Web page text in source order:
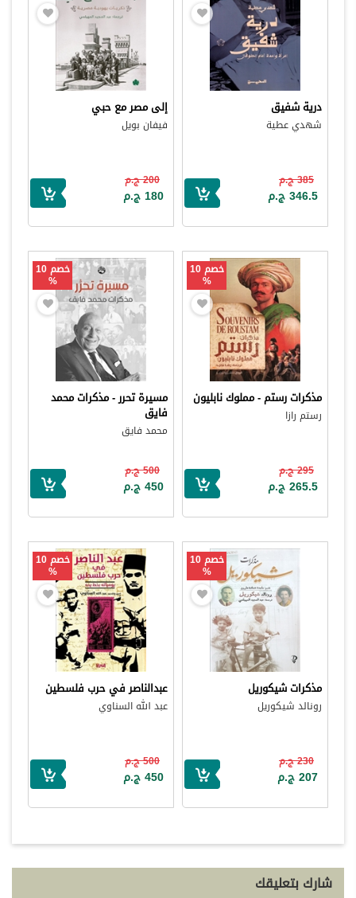
درية شفيق
شهدي عطية
385 ج.م
346.5 ج.م
إلى مصر مع حبي
فيفان بويل
200 ج.م
180 ج.م
خصم 10
%
مذكرات رستم - مملوك نابليون
رستم رازا
295 ج.م
265.5 ج.م
خصم 10
%
مسيرة تحرر - مذكرات محمد
فايق
محمد فايق
500 ج.م
450 ج.م
خصم 10
%
مذكرات شيكوريل
رونالد شيكوريل
230 ج.م
207 ج.م
خصم 10
%
عبدالناصر في حرب فلسطين
عبد الله السناوي
500 ج.م
450 ج.م
شارك بتعليقك